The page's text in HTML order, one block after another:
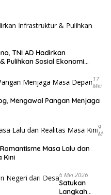
TNI AD Hadirkan
Pulihkan Sosial Ekonomi
17
Mei
Mengawal Pangan Menjaga
9
M
Masa Lalu dan
Kini
6 Mei 2026
Satukan
Langkah